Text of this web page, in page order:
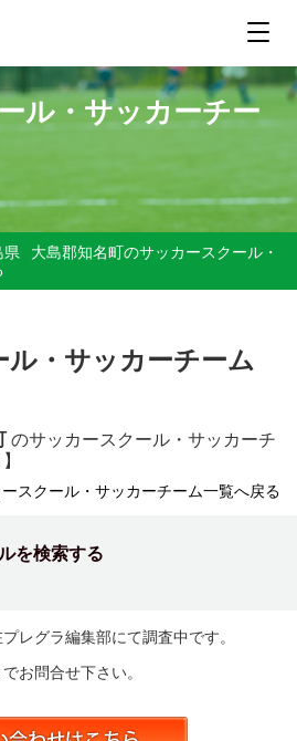
ル・サッカーチー
県
大島郡知名町のサッカースクール・
・サッカーチーム
のサッカースクール・サッカーチ
スクール・サッカーチーム一覧へ戻る
を検索する
レグラ編集部にて調査中です。
お問合せ下さい。